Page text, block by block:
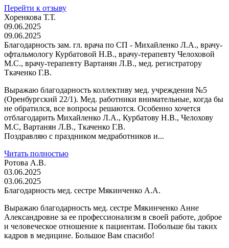
Перейти к отзыву
Хоренкова Т.Т.
09.06.2025
09.06.2025
Благодарность зам. гл. врача по СП - Михайленко Л.А., врачу-
офтальмологу Курбатовой Н.В., врачу-терапевту Челоховой
М.С., врачу-терапевту Вартанян Л.В., мед. регистратору
Ткаченко Г.В.
Выражаю благодарность коллективу мед. учреждения №5
(Оренбургский 22/1). Мед. работники внимательные, когда бы
не обратился, все вопросы решаются. Особенно хочется
отблагодарить Михайленко Л.А., Курбатову Н.В., Челохову
М.С, Вартанян Л.В., Ткаченко Г.В.
Поздравляю с праздником медработников и...
Читать полностью
Ротова А.В.
03.06.2025
03.06.2025
Благодарность мед. сестре Мякинченко А.А.
Выражаю благодарность мед. сестре Мякинченко Анне
Александровне за ее профессионализм в своей работе, доброе
и человеческое отношение к пациентам. Побольше бы таких
кадров в медицине. Большое Вам спасибо!